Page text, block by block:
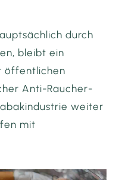
durch
bleibt ein
öffentlichen
Anti-Raucher-
weiter
mit